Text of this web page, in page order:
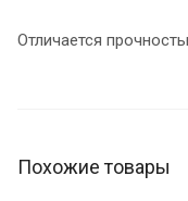
Отличается
Похожие товары